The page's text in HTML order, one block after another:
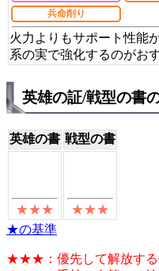
兵命削り
火力よりもサポート性能
系の実で強化するのがおす
英雄の証/戦型の書
英雄の書 戦型の書
★の基準
★★★：優先して解放する